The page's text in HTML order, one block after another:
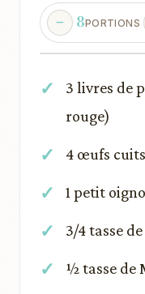
8PORTIONS
3 livres de
rouge)
4 œufs
1 petit
3/4 tasse
½ tasse de